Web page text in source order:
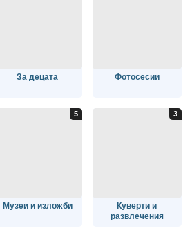
За децата Фотосесии
Музеи и изложби
Куверти и
развлечения